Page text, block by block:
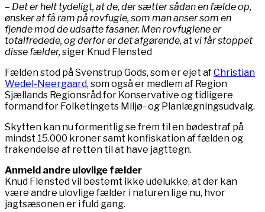
– Det er helt tydeligt, at de, der sætter sådan en fælde op,
ønsker at få ram på rovfugle, som man anser som en
fjende mod de udsatte fasaner. Men rovfuglene er
totalfredede, og derfor er det afgørende, at vi får stoppet
disse fælder,siger Knud Flensted
Fælden stod på Svenstrup Gods, som er ejet afChristian
Wedel-Neergaard, som også er medlem af Region
Sjællands Regionsråd for Konservative og tidligere
formand for Folketingets Miljø- og Planlægningsudvalg.
Skytten kan nu formentlig se frem til en bødestraf på
mindst 15.000 kroner samt konfiskation af fælden og
frakendelse af retten til at have jagttegn.
Anmeld andre ulovlige fælder
Knud Flensted vil bestemt ikke udelukke, at der kan
være andre ulovlige fælder i naturen lige nu, hvor
jagtsæsonen er i fuld gang.